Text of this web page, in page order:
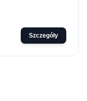
Szczegóły